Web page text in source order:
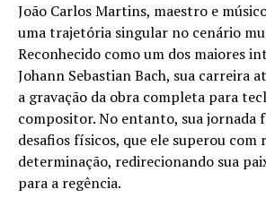
João Carlos Martins, maestro e
uma trajetória singular no cenário
Reconhecido como um dos maiores
Johann Sebastian Bach, sua carreira
a gravação da obra completa para
compositor. No entanto, sua jornada
desafios físicos, que ele superou com
determinação, redirecionando sua
para a regência.